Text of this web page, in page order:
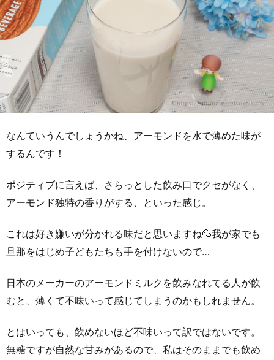
なんていうんでしょうかね、アーモンドを水で薄めた味が
するんです！
ポジティブに言えば、さらっとした飲み口でクセがなく、
アーモンド独特の香りがする、といった感じ。
これは好き嫌いが分かれる味だと思いますね💦我が家でも
旦那をはじめ子どもたちも手を付けないので…
日本のメーカーのアーモンドミルクを飲みなれてる人が飲
むと、薄くて不味いって感じてしまうのかもしれません。
とはいっても、飲めないほど不味いって訳ではないです。
無糖ですが自然な甘みがあるので、私はそのままでも飲め